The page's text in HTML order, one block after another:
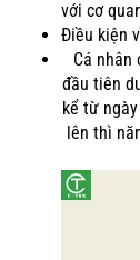
với cơ
Điều kiện
Cá
đầu tiên
kể từ
lên thì